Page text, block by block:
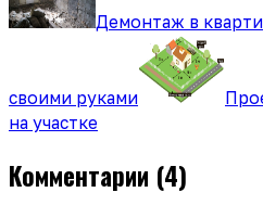
Демонтаж в
своими руками
на участке
Комментарии (4)